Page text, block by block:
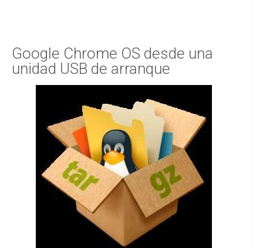
Google Chrome OS desde una
unidad USB de arranque